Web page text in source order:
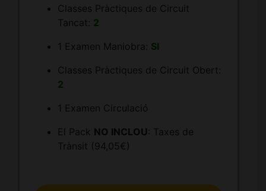
Classes Pràctiques de Circuit
Tancat: 2
1 Examen Maniobra: SI
Classes Pràctiques de Circuit Obert:
2
1 Examen Circulació
El Pack NO INCLOU : Taxes de
Trànsit (94,05€)